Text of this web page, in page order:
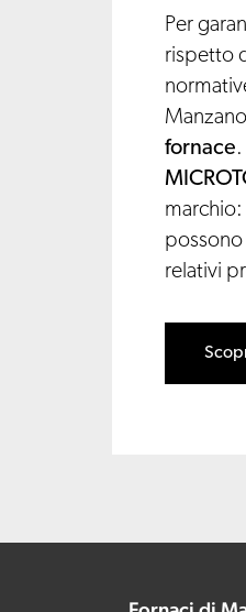
Per
rispetto
fornace
marchio:
possono
relativi